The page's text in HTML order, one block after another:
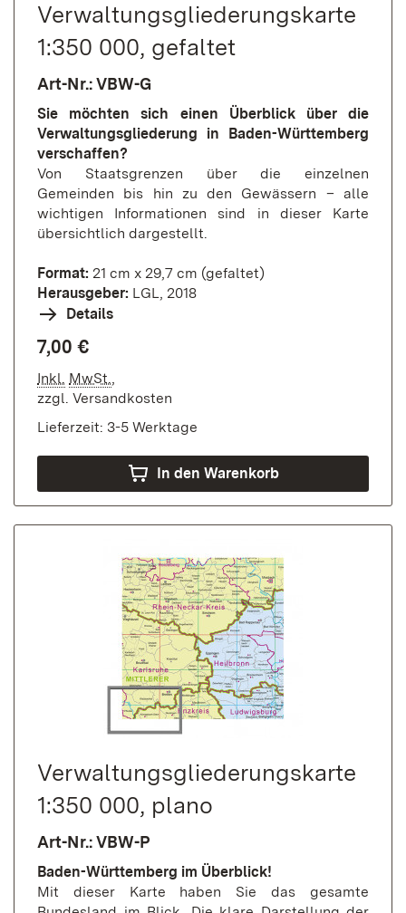
Verwaltungs­gliederungs­karte
1:350 000, gefaltet
Art-Nr.: VBW-G
Sie möchten sich einen Überblick über die
Verwaltungsgliederung in Baden-Württemberg
verschaffen?
Von Staatsgrenzen über die einzelnen
Gemeinden bis hin zu den Gewässern – alle
wichtigen Informationen sind in dieser Karte
übersichtlich dargestellt.
Format: 21 cm x 29,7 cm (gefaltet)
Herausgeber: LGL, 2018
Details
7,00 €
Inkl. MwSt.,
zzgl. Versandkosten
Lieferzeit: 3-5 Werktage
In den Warenkorb
Verwaltungs­gliederungs­karte
1:350 000, plano
Art-Nr.: VBW-P
Baden-Württemberg im Überblick!
Mit dieser Karte haben Sie das gesamte